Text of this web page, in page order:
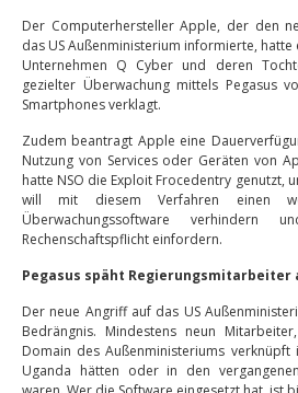
Der Computerhersteller Apple, der den
das US Außenministerium informierte,
Unternehmen Q Cyber und deren
gezielter Überwachung mittels Pegasus
Smartphones verklagt.
Zudem beantragt Apple eine
Nutzung von Services oder Geräten von
hatte NSO die Exploit Frocedentry genutzt,
will mit diesem Verfahren einen
Überwachungssoftware verhindern
Rechenschaftspflicht einfordern.
Pegasus späht Regierungsmitarbeiter
Der neue Angriff auf das US
Bedrängnis. Mindestens neun
Domain des Außenministeriums
Uganda hätten oder in den